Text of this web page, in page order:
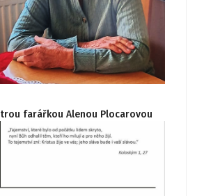
farářkou Alenou Plocarovou